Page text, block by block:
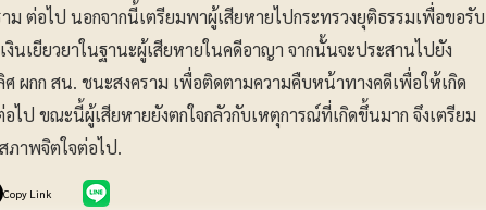
ม ต่อไป นอกจากนี้เตรียมพาผู้เสียหายไปกระทรวงยุติธรรมเพื่อขอรับ
นเยียวยาในฐานะผู้เสียหายในคดีอาญา จากนั้นจะประสานไปยัง
ผกก สน. ชนะสงคราม เพื่อติดตามความคืบหน้าทางคดีเพื่อให้เกิด
ไป ขณะนี้ผู้เสียหายยังตกใจกลัวกับเหตุการณ์ที่เกิดขึ้นมาก จึงเตรียม
ภาพจิตใจต่อไป.
Copy Link